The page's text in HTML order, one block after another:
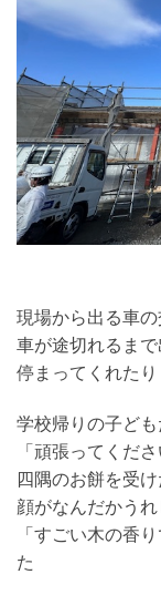
現場から出る車
車が途切れるま
停まってくれたり
学校帰りの子ど
「頑張ってくだ
四隅のお餅を受
顔がなんだかうれ
「すごい木の香
た